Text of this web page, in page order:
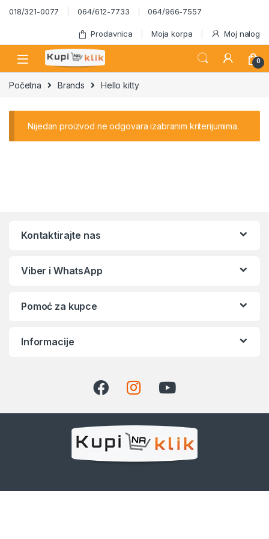
Skip to navigation
Skip to content
018/321-0077 064/612-7733 064/966-7557
Prodavnica Moja korpa Moj nalog
0
Početna Brands Hello kitty
Nijedan proizvod ne odgovara izabranim kriterijumima.
Kontaktirajte nas
Viber i WhatsApp
Pomoć za kupce
Informacije